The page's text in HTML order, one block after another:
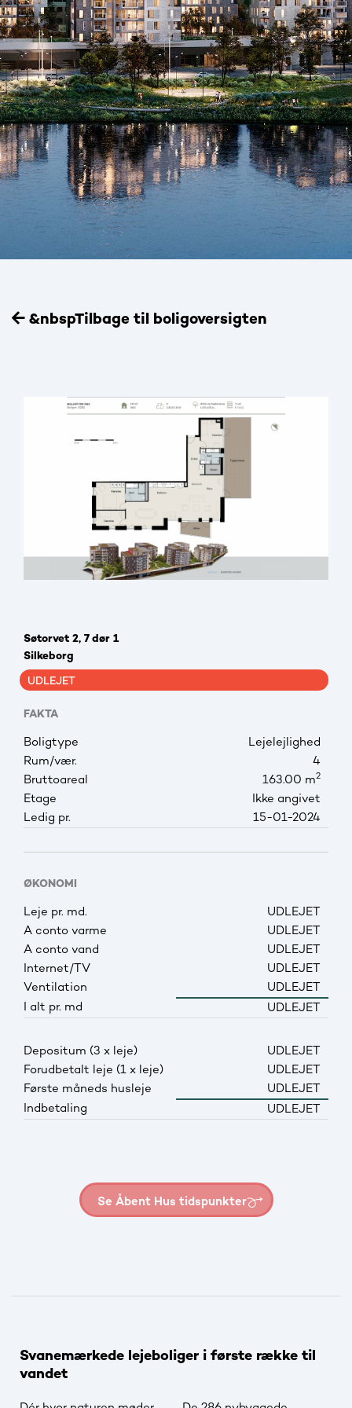
&nbspTilbage til boligoversigten
Søtorvet 2, 7 dør 1
Silkeborg
UDLEJET
FAKTA
Boligtype
Lejelejlighed
Rum/vær.
4
Bruttoareal
163.00 m2
Etage
Ikke angivet
Ledig pr.
15-01-2024
ØKONOMI
Leje pr. md.
UDLEJET
A conto varme
UDLEJET
A conto vand
UDLEJET
Internet/TV
UDLEJET
Ventilation
UDLEJET
I alt pr. md
UDLEJET
Depositum (3 x leje)
UDLEJET
Forudbetalt leje (1 x leje)
UDLEJET
Første måneds husleje
UDLEJET
Indbetaling
UDLEJET
Se Åbent Hus tidspunkter
Svanemærkede lejeboliger i første række til
vandet